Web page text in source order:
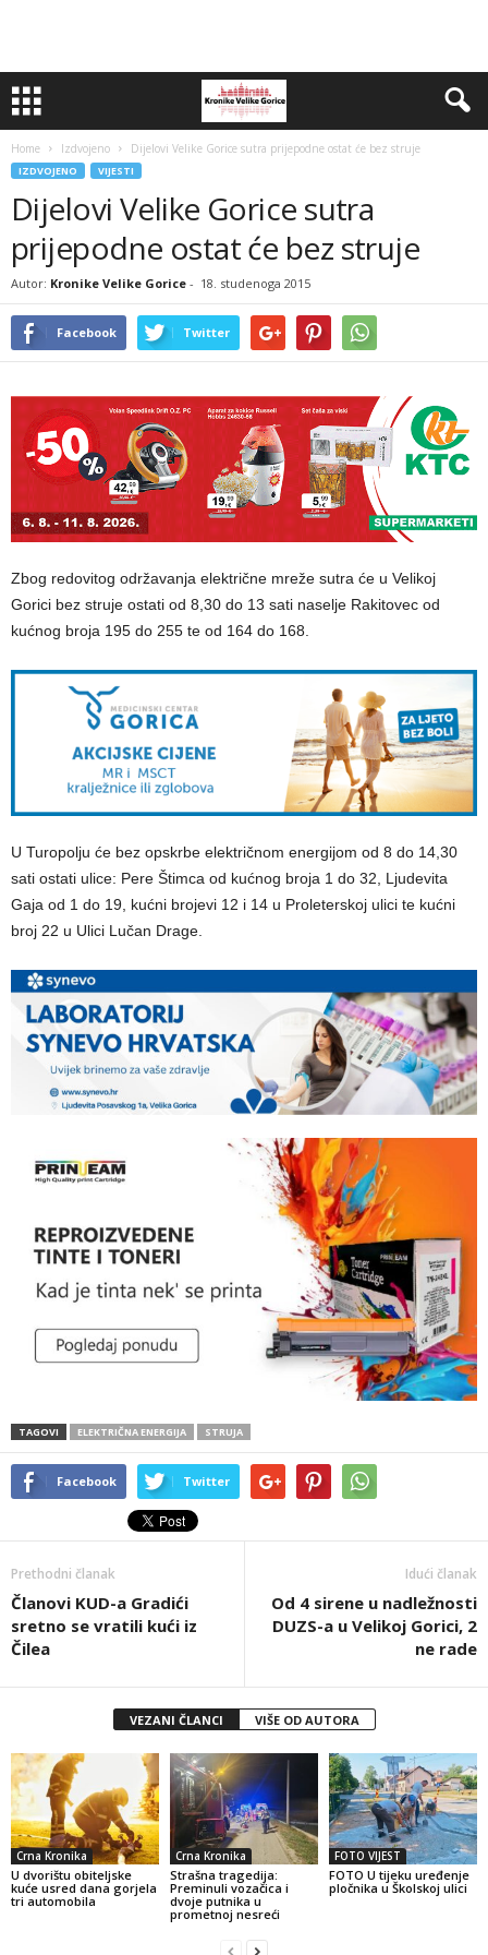
Home Izdvojeno Dijelovi Velike Gorice sutra prijepodne ostat će bez struje
IZDVOJENO VIJESTI
Dijelovi Velike Gorice sutra
prijepodne ostat će bez struje
Autor: Kronike Velike Gorice - 18. studenoga 2015
Facebook Twitter
Zbog redovitog održavanja električne mreže sutra će u Velikoj
Gorici bez struje ostati od 8,30 do 13 sati naselje Rakitovec od
kućnog broja 195 do 255 te od 164 do 168.
U Turopolju će bez opskrbe električnom energijom od 8 do 14,30
sati ostati ulice: Pere Štimca od kućnog broja 1 do 32, Ljudevita
Gaja od 1 do 19, kućni brojevi 12 i 14 u Proleterskoj ulici te kućni
broj 22 u Ulici Lučan Drage.
TAGOVI ELEKTRIČNA ENERGIJA STRUJA
Facebook Twitter
Prethodni članak
Članovi KUD-a Gradići
sretno se vratili kući iz
Čilea
Idući članak
Od 4 sirene u nadležnosti
DUZS-a u Velikoj Gorici, 2
ne rade
VEZANI ČLANCI VIŠE OD AUTORA
Crna Kronika
U dvorištu obiteljske
kuće usred dana gorjela
tri automobila
Crna Kronika
Strašna tragedija:
Preminuli vozačica i
dvoje putnika u
prometnoj nesreći
FOTO VIJEST
FOTO U tijeku uređenje
pločnika u Školskoj ulici